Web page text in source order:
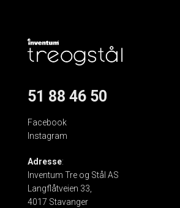
51 88 46 50
Facebook
Instagram
Adresse:
Inventum Tre og Stål AS
Langflåtveien 33,
4017 Stavanger